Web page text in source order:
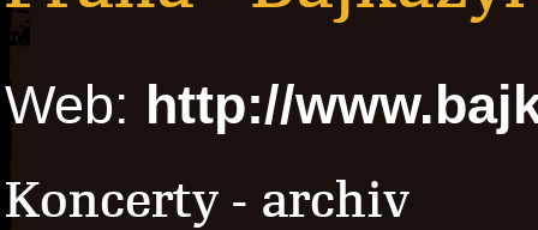
Web: http://
Koncerty - archiv